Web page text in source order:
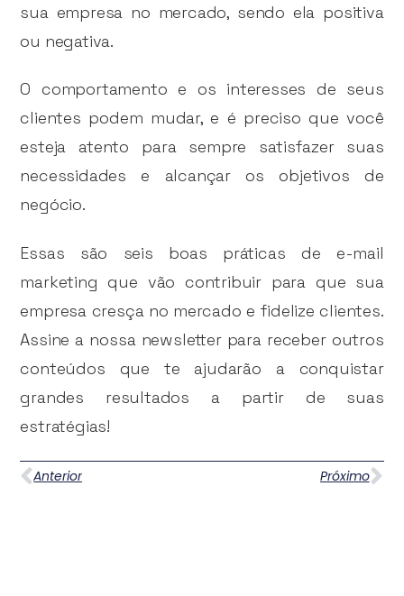
sua empresa no mercado, sendo ela positiva
ou negativa.
O comportamento e os interesses de seus
clientes podem mudar, e é preciso que você
esteja atento para sempre satisfazer suas
necessidades e alcançar os objetivos de
negócio.
Essas são seis boas práticas de e-mail
marketing que vão contribuir para que sua
empresa cresça no mercado e fidelize clientes.
Assine a nossa newsletter para receber outros
conteúdos que te ajudarão a conquistar
grandes resultados a partir de suas
estratégias!
Anterior Próximo